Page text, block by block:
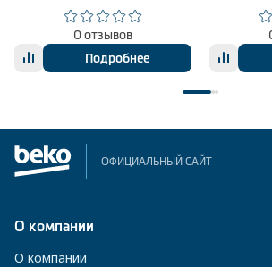
0 отзывов
Подробнее
ОФИЦИАЛЬНЫЙ САЙТ
О компании
О компании